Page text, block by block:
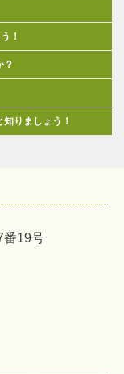
！
？
りましょう！
番19号